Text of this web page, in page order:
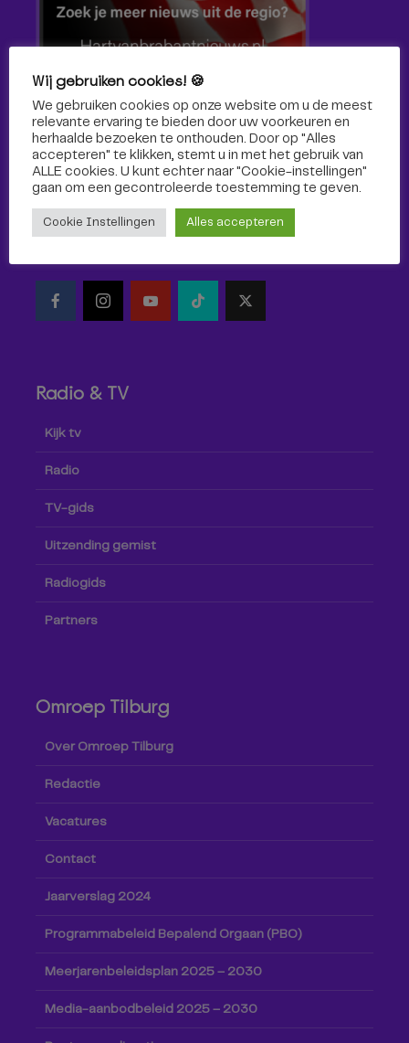
Volg ons!
Volg Omroep Tilburg niet alleen hier, maar ook via social
Radio & TV
Kijk tv
Radio
TV-gids
Uitzending gemist
Radiogids
Partners
Omroep Tilburg
Over Omroep Tilburg
Redactie
Vacatures
Contact
Jaarverslag 2024
Programmabeleid Bepalend Orgaan (PBO)
Meerjarenbeleidsplan 2025 – 2030
Media-aanbodbeleid 2025 – 2030
Wij gebruiken cookies! 🍪
We gebruiken cookies op onze website om u de meest
relevante ervaring te bieden door uw voorkeuren en
herhaalde bezoeken te onthouden. Door op "Alles
accepteren" te klikken, stemt u in met het gebruik van
ALLE cookies. U kunt echter naar "Cookie-instellingen"
gaan om een ​​gecontroleerde toestemming te geven.
Cookie Instellingen Alles accepteren